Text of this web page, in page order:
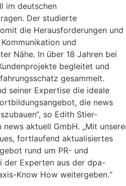
im deutschen
Der studierte
die Herausforderungen und
und
Nähe. In über 18 Jahren bei
begleitet und
gesammelt.
seiner Expertise die ideale
die news
so Edith Stier-
aktuell GmbH. „Mit
fortlaufend aktualisiertes
rund um PR- und
der Experten aus der dpa-
Know How weitergeben.“